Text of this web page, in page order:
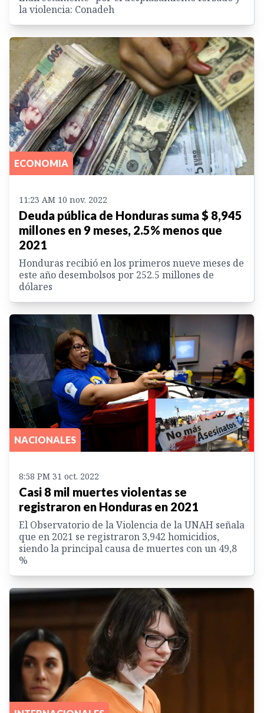
la violencia: Conadeh
ECONOMIA
11:23 AM 10 nov. 2022
Deuda pública de Honduras suma $ 8,945
millones en 9 meses, 2.5% menos que
2021
Honduras recibió en los primeros nueve meses de
este año desembolsos por 252.5 millones de
dólares
NACIONALES
8:58 PM 31 oct. 2022
Casi 8 mil muertes violentas se
registraron en Honduras en 2021
El Observatorio de la Violencia de la UNAH señala
que en 2021 se registraron 3,942 homicidios,
siendo la principal causa de muertes con un 49,8
%